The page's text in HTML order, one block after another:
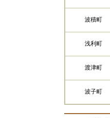
波積町
浅利町
渡津町
波子町